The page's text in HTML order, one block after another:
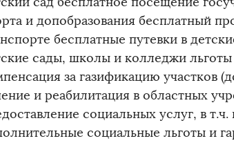
и допобразования бесплатный
бесплатные путевки в
сады, школы и колледжи
за газификацию участков
и реабилитация в областных
социальных услуг, в
социальные льготы и